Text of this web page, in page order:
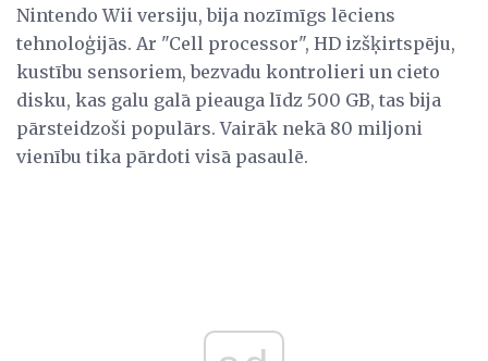
Nintendo Wii versiju, bija nozīmīgs lēciens
tehnoloģijās. Ar "Cell processor", HD izšķirtspēju,
kustību sensoriem, bezvadu kontrolieri un cieto
disku, kas galu galā pieauga līdz 500 GB, tas bija
pārsteidzoši populārs. Vairāk nekā 80 miljoni
vienību tika pārdoti visā pasaulē.